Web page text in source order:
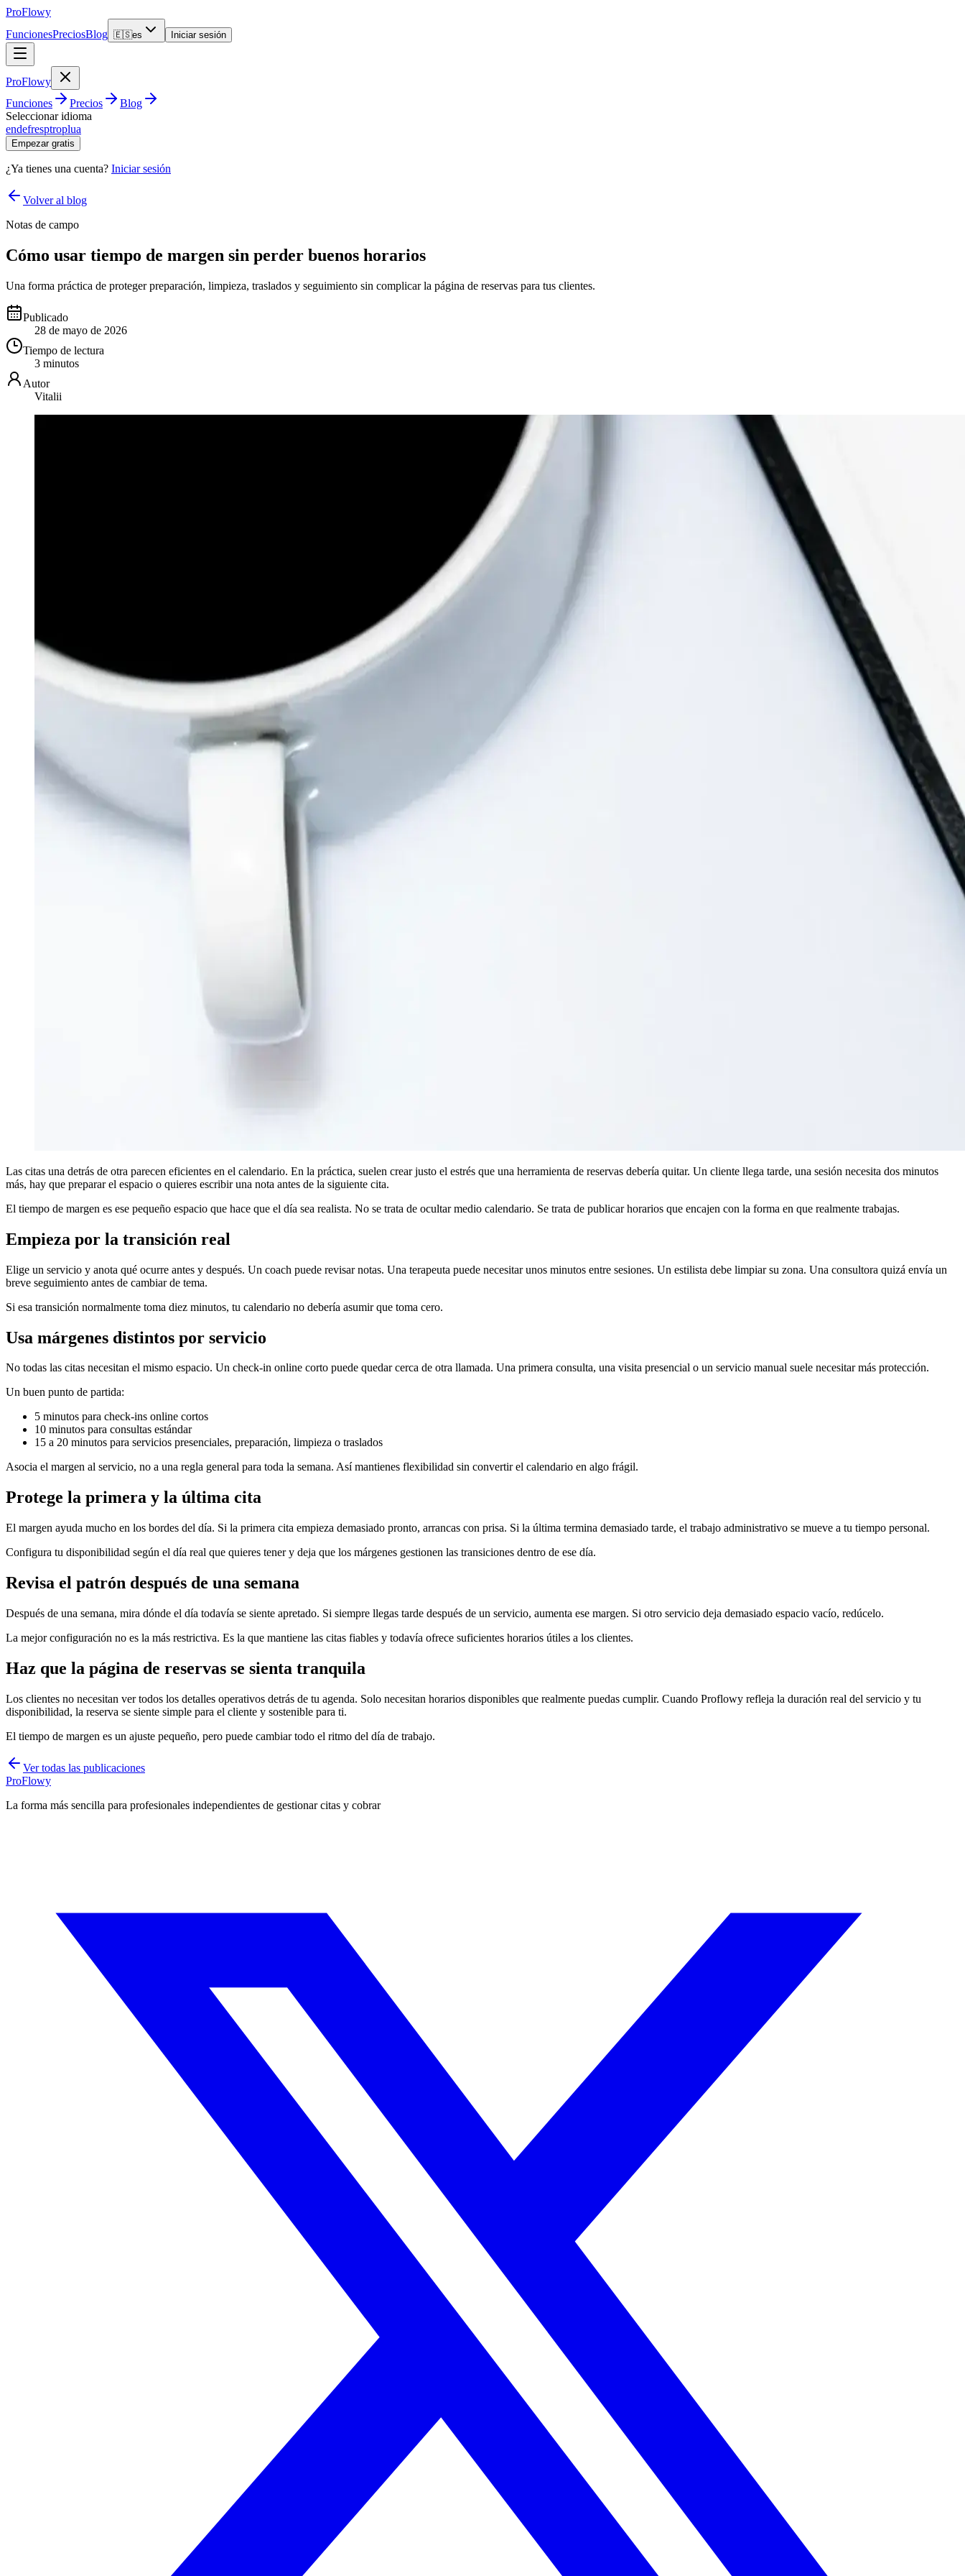
ProFlowy
FuncionesPreciosBlog 🇪🇸es Iniciar sesión
ProFlowy
Funciones
Precios
Blog
Seleccionar idioma
endefresptroplua
Empezar gratis
¿Ya tienes una cuenta? Iniciar sesión
Volver al blog
Notas de campo
Cómo usar tiempo de margen sin perder buenos horarios
Una forma práctica de proteger preparación, limpieza, traslados y seguimiento sin complicar la página de reservas para tus clientes.
Publicado
28 de mayo de 2026
Tiempo de lectura
3 minutos
Autor
Vitalii
Las citas una detrás de otra parecen eficientes en el calendario. En la práctica, suelen crear justo el estrés que una herramienta de reservas debería quitar. Un cliente llega tarde, una sesión necesita dos minutos
más, hay que preparar el espacio o quieres escribir una nota antes de la siguiente cita.
El tiempo de margen es ese pequeño espacio que hace que el día sea realista. No se trata de ocultar medio calendario. Se trata de publicar horarios que encajen con la forma en que realmente trabajas.
Empieza por la transición real
Elige un servicio y anota qué ocurre antes y después. Un coach puede revisar notas. Una terapeuta puede necesitar unos minutos entre sesiones. Un estilista debe limpiar su zona. Una consultora quizá envía un
breve seguimiento antes de cambiar de tema.
Si esa transición normalmente toma diez minutos, tu calendario no debería asumir que toma cero.
Usa márgenes distintos por servicio
No todas las citas necesitan el mismo espacio. Un check-in online corto puede quedar cerca de otra llamada. Una primera consulta, una visita presencial o un servicio manual suele necesitar más protección.
Un buen punto de partida:
5 minutos para check-ins online cortos
10 minutos para consultas estándar
15 a 20 minutos para servicios presenciales, preparación, limpieza o traslados
Asocia el margen al servicio, no a una regla general para toda la semana. Así mantienes flexibilidad sin convertir el calendario en algo frágil.
Protege la primera y la última cita
El margen ayuda mucho en los bordes del día. Si la primera cita empieza demasiado pronto, arrancas con prisa. Si la última termina demasiado tarde, el trabajo administrativo se mueve a tu tiempo personal.
Configura tu disponibilidad según el día real que quieres tener y deja que los márgenes gestionen las transiciones dentro de ese día.
Revisa el patrón después de una semana
Después de una semana, mira dónde el día todavía se siente apretado. Si siempre llegas tarde después de un servicio, aumenta ese margen. Si otro servicio deja demasiado espacio vacío, redúcelo.
La mejor configuración no es la más restrictiva. Es la que mantiene las citas fiables y todavía ofrece suficientes horarios útiles a los clientes.
Haz que la página de reservas se sienta tranquila
Los clientes no necesitan ver todos los detalles operativos detrás de tu agenda. Solo necesitan horarios disponibles que realmente puedas cumplir. Cuando Proflowy refleja la duración real del servicio y tu
disponibilidad, la reserva se siente simple para el cliente y sostenible para ti.
El tiempo de margen es un ajuste pequeño, pero puede cambiar todo el ritmo del día de trabajo.
Ver todas las publicaciones
ProFlowy
La forma más sencilla para profesionales independientes de gestionar citas y cobrar